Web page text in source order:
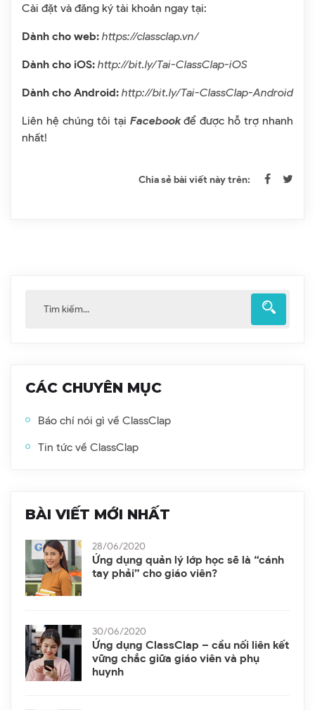
Cài đặt và đăng ký tài khoản ngay tại:
Dành cho web: https://classclap.vn/
Dành cho iOS: http://bit.ly/Tai-ClassClap-iOS
Dành cho Android: http://bit.ly/Tai-ClassClap-Android
Liên hệ chúng tôi tại Facebookđể được hỗ trợ nhanh
nhất!
Chia sẻ bài viết này trên:
CÁC CHUYÊN MỤC
Báo chí nói gì về ClassClap
Tin tức về ClassClap
BÀI VIẾT MỚI NHẤT
28/06/2020
Ứng dụng quản lý lớp học sẽ là “cánh
tay phải” cho giáo viên?
30/06/2020
Ứng dụng ClassClap – cầu nối liên kết
vững chắc giữa giáo viên và phụ
huynh